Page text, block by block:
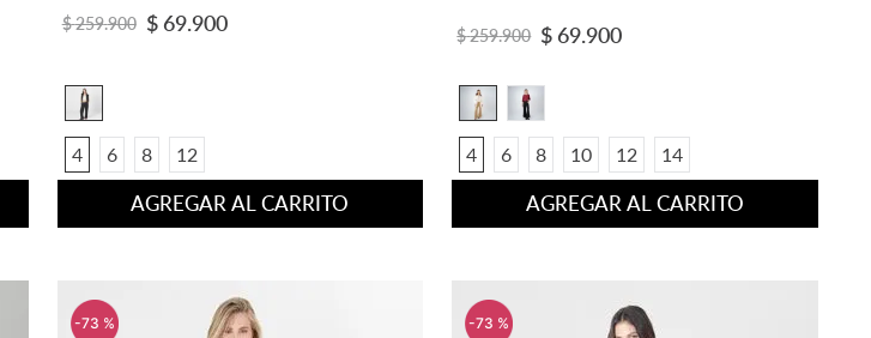
VISTA RAPIDA
$259.900 $ 69.900
4 6 8 12
AGREGAR AL CARRITO
$259.900 $ 69.900
4 6 8 10 12 14
AGREGAR AL CARRITO
-73 % -73 %